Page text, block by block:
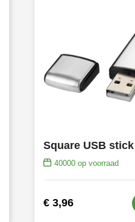
Square USB stick
40000op voorraad
€ 3,96